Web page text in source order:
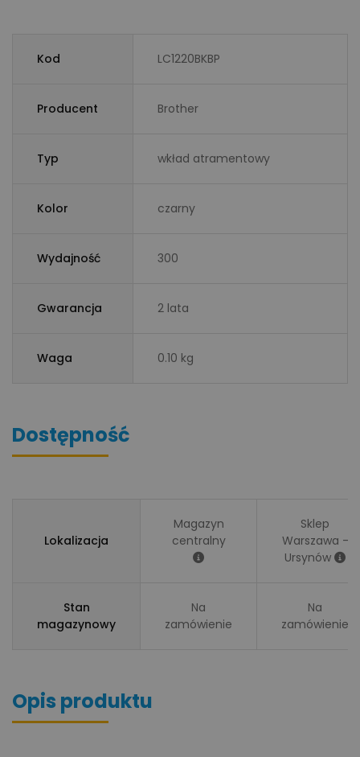
Kod LC1220BKBP
Producent Brother
Typ wkład atramentowy
Kolor czarny
Wydajność 300
Gwarancja 2 lata
Waga 0.10 kg
Dostępność
Lokalizacja
Magazyn
centralny
Sklep
Warszawa -
Ursynów
Stan
magazynowy
Na
zamówienie
Na
zamówienie
Opis produktu